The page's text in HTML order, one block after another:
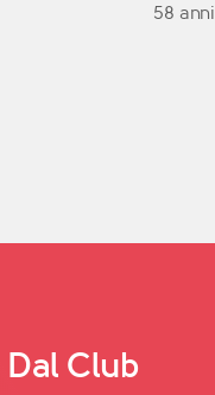
58 anni
Dal Club